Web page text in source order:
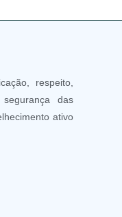
respeito,
das
ativo